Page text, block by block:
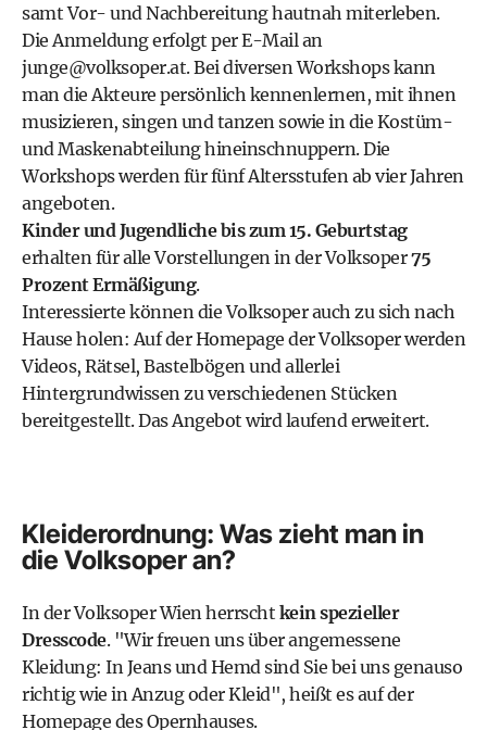
samt Vor- und Nachbereitung hautnah miterleben.
Die Anmeldung erfolgt per E-Mail an
junge@volksoper.at. Bei diversen Workshops kann
man die Akteure persönlich kennenlernen, mit ihnen
musizieren, singen und tanzen sowie in die Kostüm-
und Maskenabteilung hineinschnuppern. Die
Workshops werden für fünf Altersstufen ab vier Jahren
angeboten.
Kinder und Jugendliche bis zum 15. Geburtstag
erhalten für alle Vorstellungen in der Volksoper75
Prozent Ermäßigung.
Interessierte können die Volksoper auch zu sich nach
Hause holen: Auf der Homepage der Volksoper werden
Videos, Rätsel, Bastelbögen und allerlei
Hintergrundwissen zu verschiedenen Stücken
bereitgestellt. Das Angebot wird laufend erweitert.
Kleiderordnung: Was zieht man in
die Volksoper an?
In der Volksoper Wien herrscht kein spezieller
Dresscode. "Wir freuen uns über angemessene
Kleidung: In Jeans und Hemd sind Sie bei uns genauso
richtig wie in Anzug oder Kleid", heißt es auf der
Homepage des Opernhauses.